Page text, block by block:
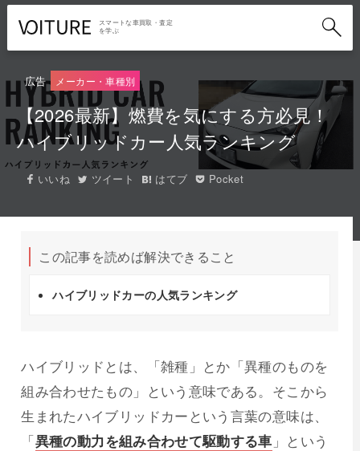
スマートな車買取・査定
を学ぶ
広告 メーカー・車種別
【2026最新】燃費を気にする方必見！
ハイブリッドカー人気ランキング
いいね ツイート はてブ Pocket
この記事を読めば解決できること
ハイブリッドカーの人気ランキング
ハイブリッドとは、「雑種」とか「異種のものを
組み合わせたもの」という意味である。そこから
生まれたハイブリッドカーという言葉の意味は、
「異種の動力を組み合わせて駆動する車 」という